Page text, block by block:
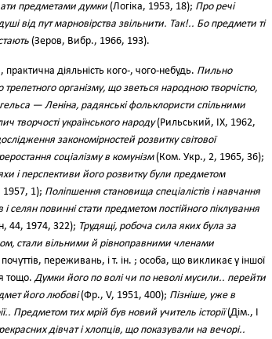
предметами думки (Логіка, 1953, 18); Про речі
від пут марновірства звільнити. Так!.. Бо предмети ті
(Зеров, Вибр., 1966, 193).
діяльність кого-, чого-небудь. Пильно
організму, що зветься народною творчістю,
— Леніна, радянські фольклористи спільними
творчості українського народу(Рильський, IX, 1962,
закономірностей розвитку світової
соціалізму в комунізм(Ком. Укр., 2, 1965, 36);
і перспективи його розвитку були предметом
1957, 1); Поліпшення становища спеціалістів і навчання
селян повинні стати предметом постійного піклування
44, 1974, 322); Трудящі, робоча сила яких була за
стали вільними й рівноправними членами
переживань, і т. ін. ; особа, що викликає у іншої
тощо.Думки його по волі чи по неволі мусили.. перейти
його любові(Фр., V, 1951, 400); Пізніше, уже в
Предметом тих мрій був новий учитель історії(Дім., І
дівчат і хлопців, що показували на вечорі..